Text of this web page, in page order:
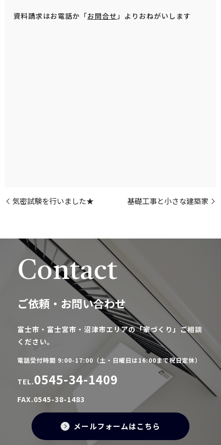
資料請求はお電話か「お問合せ」よりおねがいします
気密試験を行いました★ 基礎工事と小さな建築家
Contact
ご依頼・お問い合わせ
富士市・富士宮市・沼津市エリアの「家づくり」ご相談
ください。
電話受付時間 9:00-17:00（土・日曜日は16:00まで祝日定休）
TEL.0545-34-1409
FAX.0545-38-1483
メールフォームはこちら